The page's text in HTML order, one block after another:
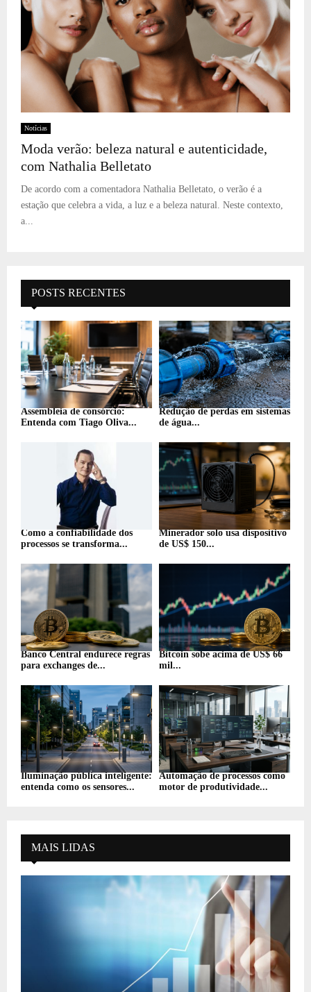
Notícias
Moda verão: beleza natural e autenticidade,
com Nathalia Belletato
De acordo com a comentadora Nathalia Belletato, o verão é a
estação que celebra a vida, a luz e a beleza natural. Neste contexto,
a...
POSTS RECENTES
Assembleia de consórcio:
Entenda com Tiago Oliva...
Redução de perdas em sistemas
de água...
Como a confiabilidade dos
processos se transforma...
Minerador solo usa dispositivo
de US$ 150...
Banco Central endurece regras
para exchanges de...
Bitcoin sobe acima de US$ 66
mil...
Iluminação pública inteligente:
entenda como os sensores...
Automação de processos como
motor de produtividade...
MAIS LIDAS